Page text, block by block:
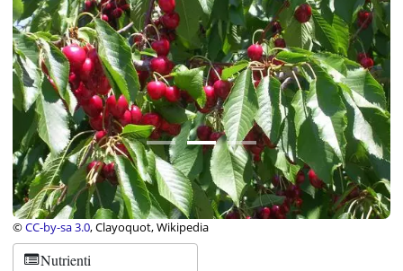
©CC-by-sa 3.0, Clayoquot, Wikipedia
Nutrienti